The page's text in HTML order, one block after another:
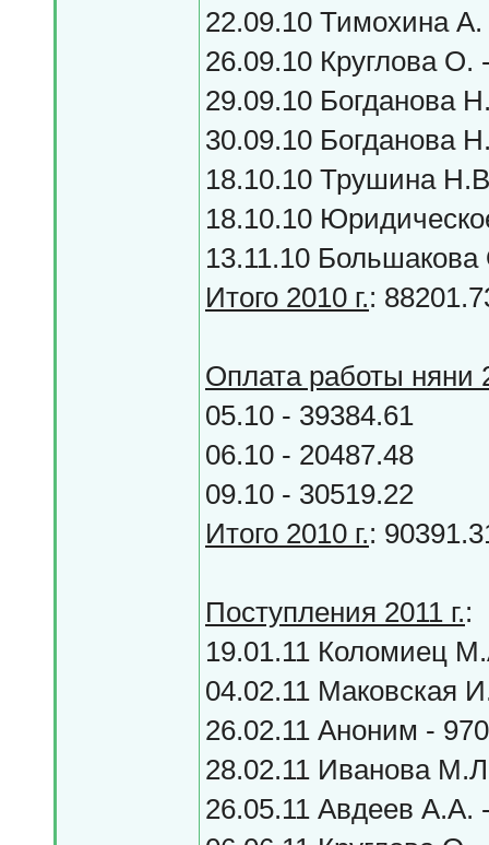
22.09.10 Тимохина А.
26.09.10 Круглова О.
29.09.10 Богданова
30.09.10 Богданова
18.10.10 Трушина
18.10.10
13.11.10
Итого 2010 г.:
Оплата работы няни
05.10 - 39384.61
06.10 - 20487.48
09.10 - 30519.22
Итого 2010 г.:
Поступления 2011 г.:
19.01.11 Коломиец
04.02.11 Маковская
26.02.11 Аноним -
28.02.11 Иванова
26.05.11 Авдеев А.А.